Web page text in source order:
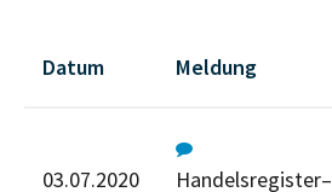
Datum Meldung
03.07.2020
Handelsregister–